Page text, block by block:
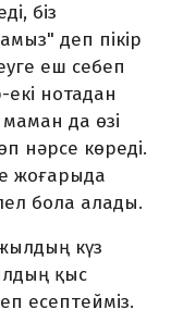
біз
деп пікір
еш себеп
нотадан
да өзі
нәрсе көреді.
жоғарыда
бола алады.
күз
қыс
есептейміз.